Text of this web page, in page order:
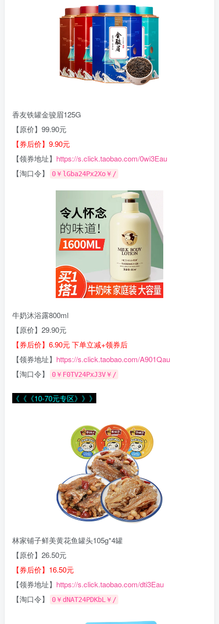
香友铁罐金骏眉125G
【原价】99.90元
【券后价】9.90元
【领券地址】 https://s.click.taobao.com/0wi3Eau
【淘口令】
0￥lGba24Px2Xo￥/
牛奶沐浴露800ml
【原价】29.90元
【券后价】6.90元 下单立减+领券后
【领券地址】 https://s.click.taobao.com/A901Qau
【淘口令】
0￥F0TV24PxJ3V￥/
《《《10-70元专区》》》
林家铺子鲜美黄花鱼罐头105g*4罐
【原价】26.50元
【券后价】16.50元
【领券地址】 https://s.click.taobao.com/dti3Eau
【淘口令】
0￥dNAT24PDKbL￥/